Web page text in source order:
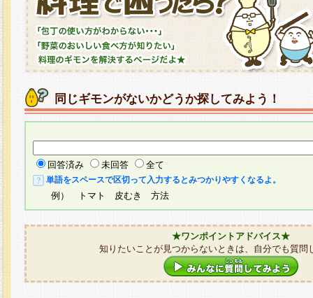
同じギモンがないかどうか探してみよう！
回答済み 未回答 全て
単語をスペースで区切って入力するとみつかりやすくなるよ。
例） トマト 皮むき 方法
★ワンポイントアドバイス★
知りたいことが見つからないときは、自分でも質問